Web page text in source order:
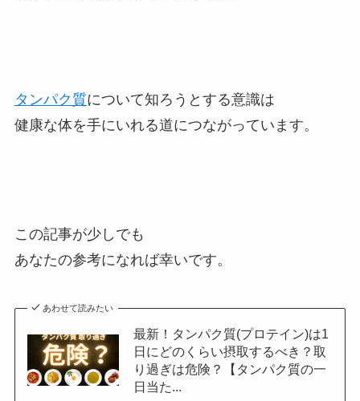
タンパク質について知ろうとする意識は
健康な体を手にいれる道につながっています。
この記事が少しでも
あなたの参考になれば幸いです。
あわせて読みたい
最新！タンパク質(プロテイン)は1
日にどのくらい摂取するべき？取
り過ぎは危険？【タンパク質の一
日当た...